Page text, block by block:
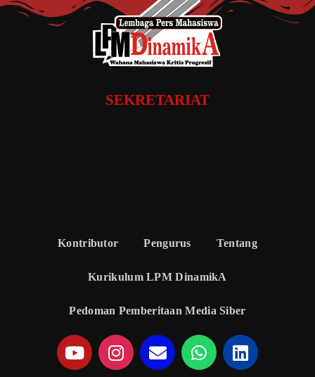
SEKRETARIAT
Kontributor Pengurus Tentang
Kurikulum LPM DinamikA
Pedoman Pemberitaan Media Siber